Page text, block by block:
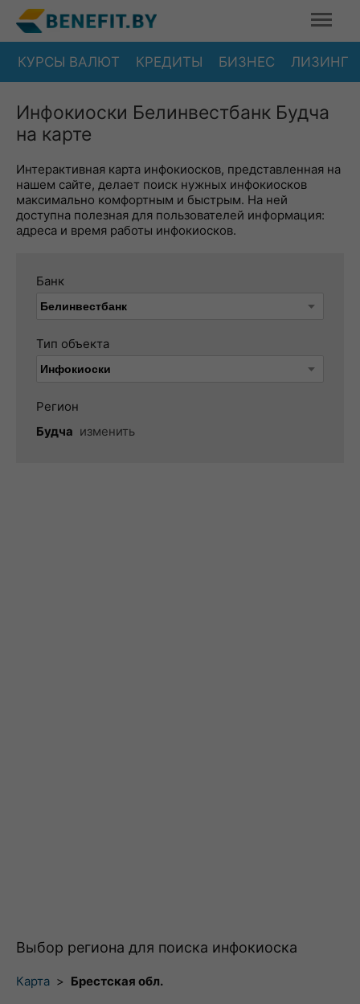
КУРСЫ ВАЛЮТ КРЕДИТЫ БИЗНЕС ЛИЗИНГ
Инфокиоски Белинвестбанк Будча
на карте
Интерактивная карта инфокиосков, представленная на
нашем сайте, делает поиск нужных инфокиосков
максимально комфортным и быстрым. На ней
доступна полезная для пользователей информация:
адреса и время работы инфокиосков.
Банк
Тип объекта
Регион
Будча изменить
Выбор региона для поиска инфокиоска
Карта > Брестская обл.